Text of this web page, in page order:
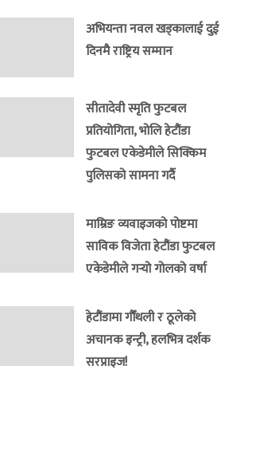
अभियन्ता नवल खड्कालाई दुई
दिनमै राष्ट्रिय सम्मान
सीतादेवी स्मृति फुटबल
प्रतियोगिता, भोलि हेटौंडा
फुटबल एकेडेमीले सिक्किम
पुलिसको सामना गर्दै
माम्रिङ व्यवाइजको पोष्टमा
साविक विजेता हेटौंडा फुटबल
एकेडेमीले गर्‍यो गोलको वर्षा
हेटौंडामा गौँथली र ठूलेको
अचानक इन्ट्री, हलभित्र दर्शक
सरप्राइज!